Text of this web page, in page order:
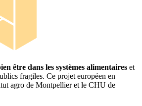
être dans les systèmes alimentaires et
fragiles. Ce projet européen en
agro de Montpellier et le CHU de